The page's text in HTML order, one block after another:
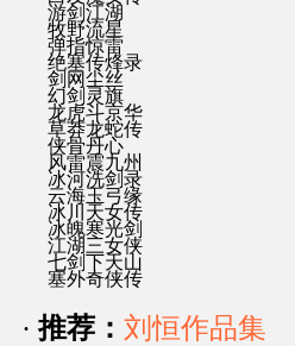
游剑江湖
牧野流星
弹指惊雷
绝塞传烽录
剑网尘丝
幻剑灵旗
龙虎斗京华
草莽龙蛇传
侠骨丹心
风雷震九州
冰河洗剑录
云海玉弓缘
冰川天女传
冰魄寒光剑
江湖三女侠
七剑下天山
塞外奇侠传
· 推荐： 刘恒作品集